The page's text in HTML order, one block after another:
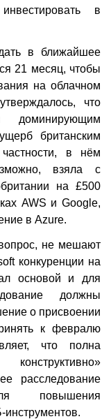
в
в ближайшее
21 месяц, чтобы
на облачном
что
доминирующим
британским
в нём
взяла с
на £500
AWS и Google,
в Azure.
не мешают
конкуренции на
основой и для
должны
о присвоении
к февралю
что полна
расследование
повышения